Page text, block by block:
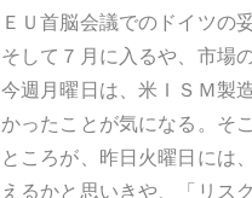
ＥＵ首脳会議でのドイツの
そして７月に入るや、市場
今週月曜日は、米ＩＳＭ製
かったことが気になる。そ
ところが、昨日火曜日には
えるかと思いきや、「リス